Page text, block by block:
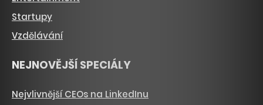
Startupy
Vzdělávání
NEJNOVĚJŠÍ SPECIÁLY
Nejvlivnější CEOs na LinkedInu